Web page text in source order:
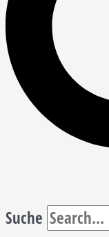
Suche